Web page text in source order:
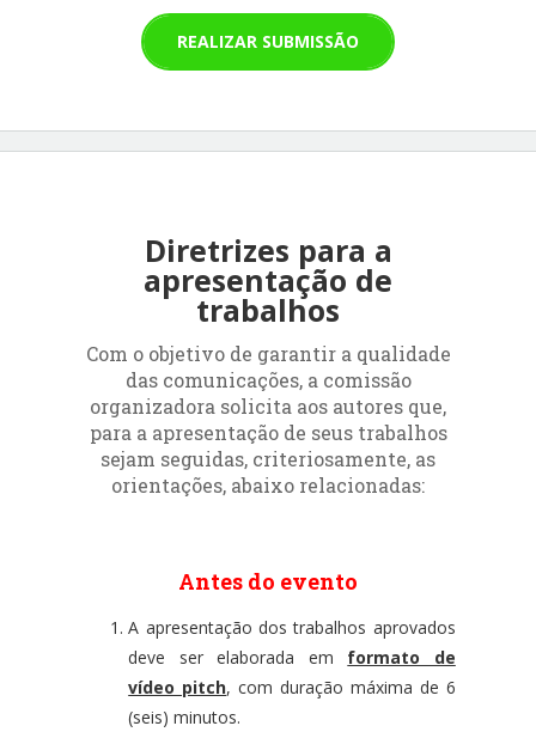
REALIZAR SUBMISSÃO
Diretrizes para a
apresentação de
trabalhos
Com o objetivo de garantir a qualidade
das comunicações, a comissão
organizadora solicita aos autores que,
para a apresentação de seus trabalhos
sejam seguidas, criteriosamente, as
orientações, abaixo relacionadas:
Antes do evento
A apresentação dos trabalhos aprovados
deve ser elaborada em formato de
vídeo pitch, com duração máxima de 6
(seis) minutos.